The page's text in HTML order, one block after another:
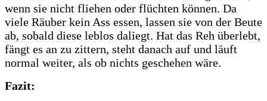
wenn sie nicht fliehen oder flüchten können. Da
viele Räuber kein Ass essen, lassen sie von der Beute
ab, sobald diese leblos daliegt. Hat das Reh überlebt,
fängt es an zu zittern, steht danach auf und läuft
normal weiter, als ob nichts geschehen wäre.
Fazit: